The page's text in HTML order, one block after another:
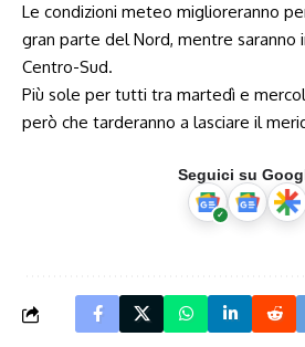
Le condizioni meteo miglioreranno
gran parte del Nord, mentre saranno
Centro-Sud.
Più sole per tutti tra martedì e
però che tarderanno a lasciare il
Seguici su